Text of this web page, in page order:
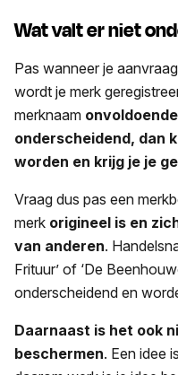
Wat valt er niet
Pas wanneer je
wordt je merk
merknaam
onderscheidend, dan
worden en krijg je je
Vraag dus pas een
merk origineel is en
van anderen.
Frituur’ of ‘De
onderscheidend en
Daarnaast is het ook
beschermen. Een idee